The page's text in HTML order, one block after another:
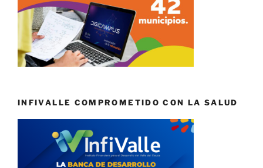
INFIVALLE COMPROMETIDO CON LA SALUD